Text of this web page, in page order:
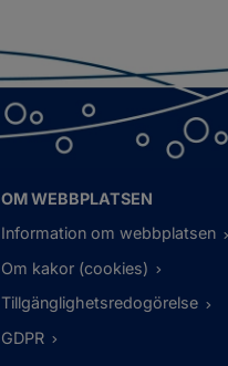
OM WEBBPLATSEN
Information om webbplatsen
Om kakor (cookies)
Tillgänglighetsredogörelse
GDPR